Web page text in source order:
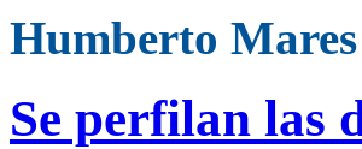
Humberto
Se perfilan las